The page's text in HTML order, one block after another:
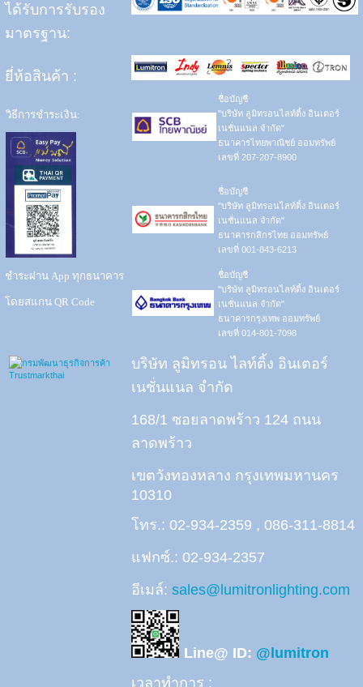
ได้รับการรับรอง
มาตรฐาน:
ยี่ห้อสินค้า :
วิธีการชำระเงิน:
ชำระผ่าน App ทุกธนาคาร
โดยสแกน QR Code
ชื่อบัญชี
"บริษัท ลูมิทรอนไลท์ติ้ง อินเตอร์
เนชั่นแนล จำกัด"
ธนาคารไทยพาณิชย์ ออมทรัพย์
เลขที่ 207-207-8900
ชื่อบัญชี
"บริษัท ลูมิทรอนไลท์ติ้ง อินเตอร์
เนชั่นแนล จำกัด"
ธนาคารกสิกรไทย ออมทรัพย์
เลขที่ 001-843-6213
ชื่อบัญชี
"บริษัท ลูมิทรอนไลท์ติ้ง อินเตอร์
เนชั่นแนล จำกัด"
ธนาคารกรุงเทพ ออมทรัพย์
เลขที่ 014-801-7098
บริษัท ลูมิทรอน ไลท์ติ้ง อินเตอร์
เนชั่นแนล จำกัด
168/1 ซอยลาดพร้าว 124 ถนน
ลาดพร้าว
เขตวังทองหลาง กรุงเทพมหานคร
10310
โทร.: 02-934-2359 , 086-311-8814
แฟกซ์.: 02-934-2357
อีเมล์: sales@lumitronlighting.com
Line@ ID: @lumitron
เวลาทำการ :